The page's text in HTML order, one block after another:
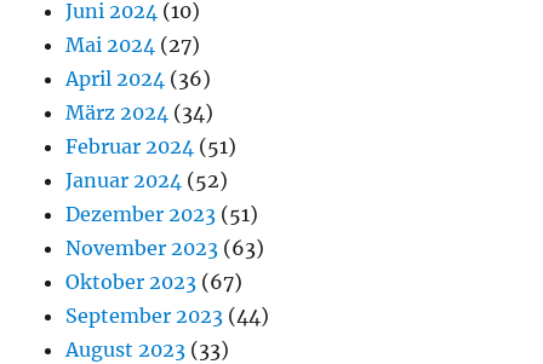
Juni 2024 (10)
Mai 2024 (27)
April 2024 (36)
März 2024 (34)
Februar 2024 (51)
Januar 2024 (52)
Dezember 2023 (51)
November 2023 (63)
Oktober 2023 (67)
September 2023 (44)
August 2023 (33)